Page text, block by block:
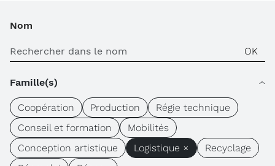
Nom
Famille(s)
Coopération Production
Régie technique
Conseil et formation
Mobilités
Conception artistique
Logistique ×
Recyclage